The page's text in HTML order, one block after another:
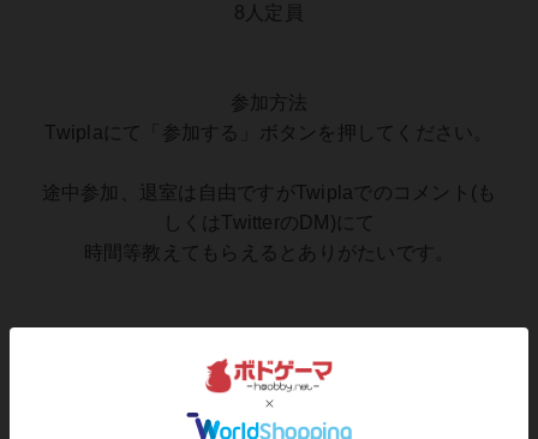
8人定員
参加方法
Twiplaにて「参加する」ボタンを押してください。
途中参加、退室は自由ですがTwiplaでのコメント(も
しくはTwitterのDM)にて
時間等教えてもらえるとありがたいです。
当日に参加したくなった。でも満員っぽい。
どうぞお気軽にご連絡くださいませ。気合でご対応
いたします。